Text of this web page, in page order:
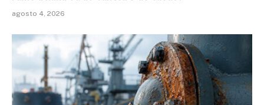
agosto 4, 2026